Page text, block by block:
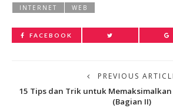
INTERNET
WEB
FACEBOOK
PREVIOUS
15 Tips dan Trik untuk Memaksimalkan
(Bagian II)